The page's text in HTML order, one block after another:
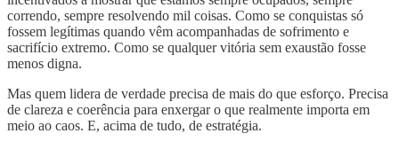
correndo, sempre resolvendo mil coisas. Como se conquistas só
fossem legítimas quando vêm acompanhadas de sofrimento e
sacrifício extremo. Como se qualquer vitória sem exaustão fosse
menos digna.
Mas quem lidera de verdade precisa de mais do que esforço. Precisa
de clareza e coerência para enxergar o que realmente importa em
meio ao caos. E, acima de tudo, de estratégia.